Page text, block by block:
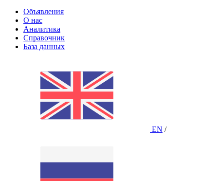
Объявления
О нас
Аналитика
Справочник
База данных
EN /